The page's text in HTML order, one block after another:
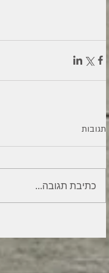
תגובות
כתיבת תגובה...